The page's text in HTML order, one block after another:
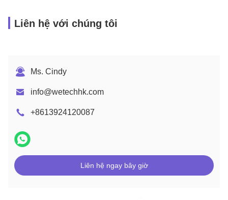
Liên hệ với chúng tôi
Ms. Cindy
info@wetechhk.com
+8613924120087
Liên hệ ngay bây giờ